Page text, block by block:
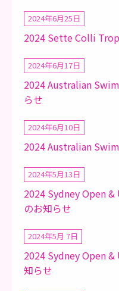
2024年6月25日
2024 Sette Colli
2024年6月17日
2024 Australian
らせ
2024年6月10日
2024 Australian
2024年5月13日
2024 Sydney Open
のお知らせ
2024年5月 7日
2024 Sydney Open
知らせ